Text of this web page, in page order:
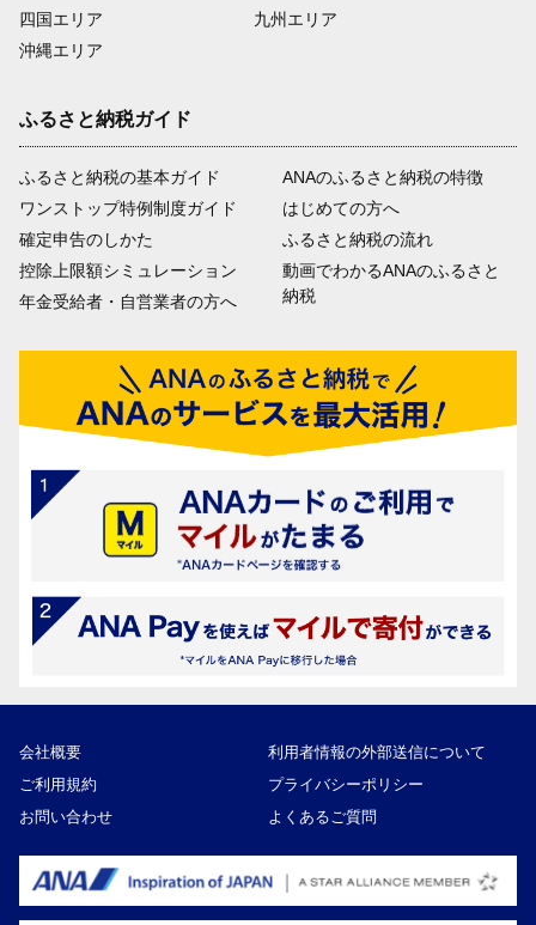
四国エリア
沖縄エリア
九州エリア
ふるさと納税ガイド
ふるさと納税の基本ガイド
ワンストップ特例制度ガイド
確定申告のしかた
控除上限額シミュレーション
年金受給者・自営業者の方へ
ANAのふるさと納税の特徴
はじめての方へ
ふるさと納税の流れ
動画でわかるANAのふるさと
納税
会社概要
利用者情報の外部送信について
ご利用規約
プライバシーポリシー
お問い合わせ
よくあるご質問